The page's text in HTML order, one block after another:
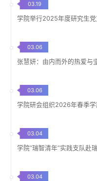
03.19
学院举行2025年度研究生
03.06
张慧妍：由内而外的热爱与
03.06
学院研会组织2026年春季
03.04
学院“瑞智清年”实践支队赴
03.04